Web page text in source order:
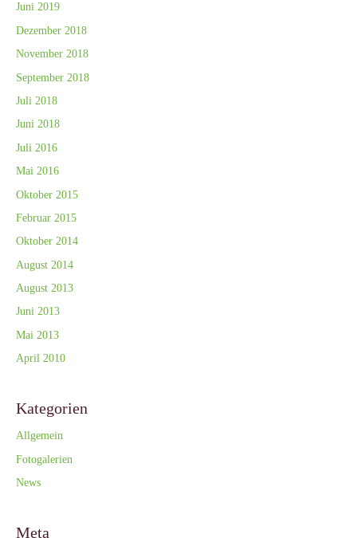
Juni 2019
Dezember 2018
November 2018
September 2018
Juli 2018
Juni 2018
Juli 2016
Mai 2016
Oktober 2015
Februar 2015
Oktober 2014
August 2014
August 2013
Juni 2013
Mai 2013
April 2010
Kategorien
Allgemein
Fotogalerien
News
Meta